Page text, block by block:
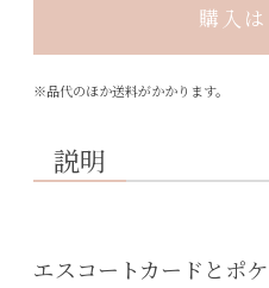
購入
※品代のほか送料がかかります。
説明
エスコートカードとポケ